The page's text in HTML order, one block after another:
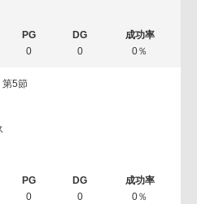
0 0 0％
第5節
0 0 0％